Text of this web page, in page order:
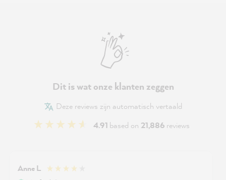
Dit is wat onze klanten zeggen
Deze reviews zijn automatisch vertaald
4.91 based on 21,886 reviews
Anne L